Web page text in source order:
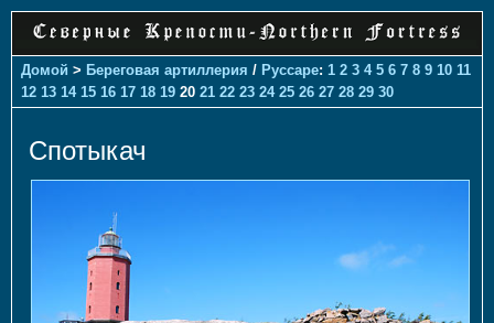
Домой > Береговая артиллерия / Руссаре: 1 2 3 4 5 6 7 8 9 10 11
12 13 14 15 16 17 18 19 20 21 22 23 24 25 26 27 28 29 30
Спотыкач